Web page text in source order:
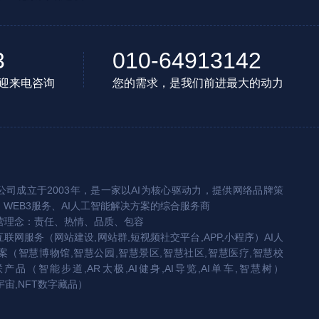
来电咨询
010-64913142
您的需求，是我们前进最大的动力
司成立于2003年，是一家以AI为核心驱动力，提供网络品牌策
服务、AI人工智能解决方案的综合服务商
理念：责任、热情、品质、包容
网服务（网站建设,网站群,短视频社交平台,APP,小程序）AI人
（智慧博物馆,智慧公园,智慧景区,智慧社区,智慧医疗,智慧校
品（智能步道,AR太极,AI健身,AI导览,AI单车,智慧树）
,NFT数字藏品）